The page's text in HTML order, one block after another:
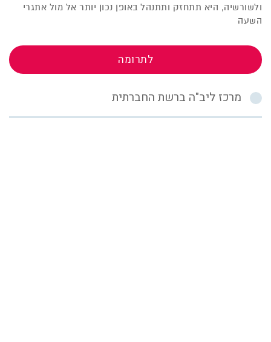
ולשורשיה, היא תתחזק ותתנהל באופן נכון יותר אל מול אתגרי
השעה
לתרומה
מרכז ליב"ה ברשת החברתית